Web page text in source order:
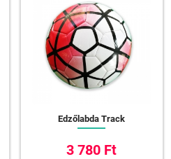
Edzőlabda Track
3 780 Ft